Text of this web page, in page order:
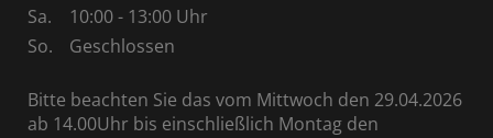
Sa.
10:00 - 13:00 Uhr
So.
Geschlossen
Bitte beachten Sie das vom Mittwoch den 29.04.2026
ab 14.00Uhr bis einschließlich Montag den